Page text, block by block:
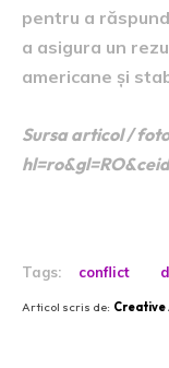
pentru a
a asigura un
americane și
Sursa articol /
Tags: conflict
Articol scris de: